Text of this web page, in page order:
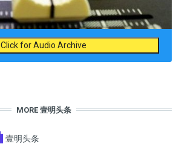
Click for Audio Archive
MORE 壹明头条
壹明头条